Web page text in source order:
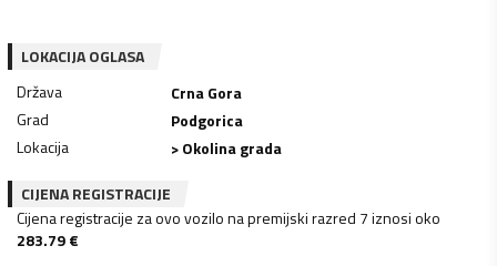
LOKACIJA OGLASA
Država
Crna Gora
Grad
Podgorica
Lokacija
> Okolina grada
CIJENA REGISTRACIJE
Cijena registracije za ovo vozilo na premijski razred 7 iznosi oko
283.79€